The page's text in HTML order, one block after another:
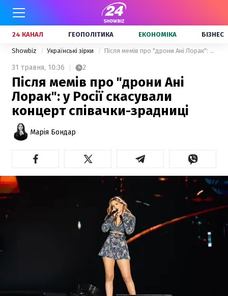
24 КАНАЛ ГЕОПОЛІТИКА ЕКОНОМІКА БІЗНЕС
Showbiz Українські зірки Після мемів про "дрони Ані Лорак": у Росії скасували концерт співачки-зрадниці
31 травня, 10:36 2
Після мемів про "дрони Ані
Лорак": у Росії скасували
концерт співачки-зрадниці
Марія Бондар